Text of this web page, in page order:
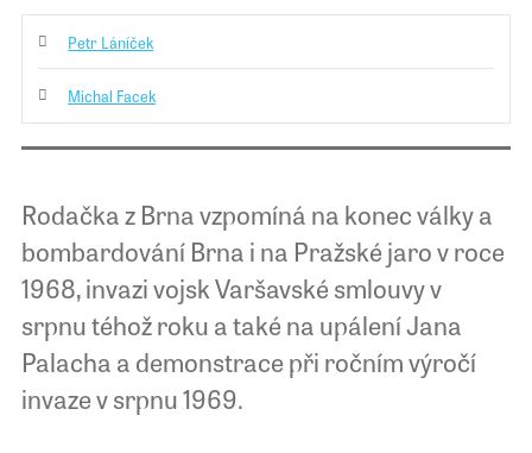
Petr Láníček
Michal Facek
Rodačka z Brna vzpomíná na konec války a
bombardování Brna i na Pražské jaro v roce
1968, invazi vojsk Varšavské smlouvy v
srpnu téhož roku a také na upálení Jana
Palacha a demonstrace při ročním výročí
invaze v srpnu 1969.